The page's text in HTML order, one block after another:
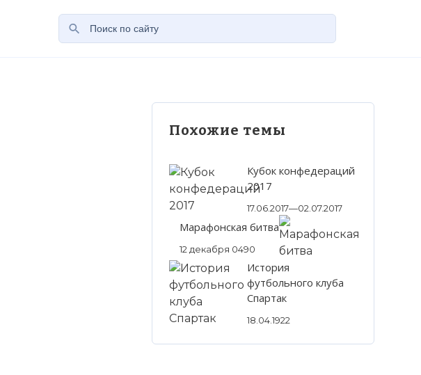
Похожие темы
Кубок конфедераций
2017
17.06.2017—02.07.2017
Марафонская битва
12 декабря 0490
История
футбольного клуба
Спартак
18.04.1922